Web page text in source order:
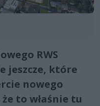
RWS
jeszcze, które
nowego
to właśnie tu